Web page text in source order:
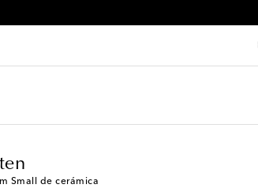
Small de cerámica